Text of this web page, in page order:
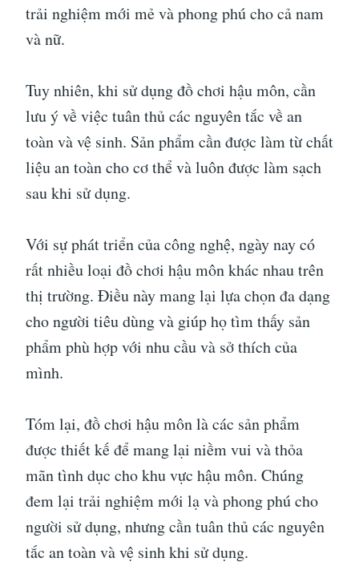
trải nghiệm mới mẻ và phong phú cho cả nam
và nữ.
Tuy nhiên, khi sử dụng đồ chơi hậu môn, cần
lưu ý về việc tuân thủ các nguyên tắc về an
toàn và vệ sinh. Sản phẩm cần được làm từ chất
liệu an toàn cho cơ thể và luôn được làm sạch
sau khi sử dụng.
Với sự phát triển của công nghệ, ngày nay có
rất nhiều loại đồ chơi hậu môn khác nhau trên
thị trường. Điều này mang lại lựa chọn đa dạng
cho người tiêu dùng và giúp họ tìm thấy sản
phẩm phù hợp với nhu cầu và sở thích của
mình.
Tóm lại, đồ chơi hậu môn là các sản phẩm
được thiết kế để mang lại niềm vui và thỏa
mãn tình dục cho khu vực hậu môn. Chúng
đem lại trải nghiệm mới lạ và phong phú cho
người sử dụng, nhưng cần tuân thủ các nguyên
tắc an toàn và vệ sinh khi sử dụng.